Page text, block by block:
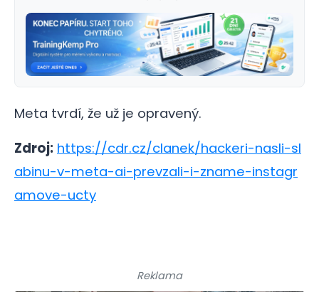
Meta tvrdí, že už je opravený.
Zdroj: https://cdr.cz/clanek/hackeri-nasli-sl
abinu-v-meta-ai-prevzali-i-zname-instagr
amove-ucty
Reklama